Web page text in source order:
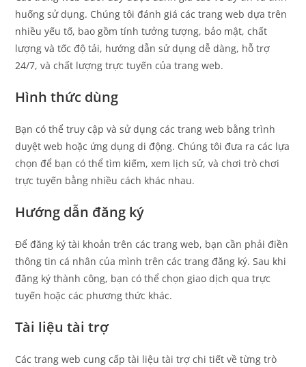
huống sử dụng. Chúng tôi đánh giá các trang web dựa trên
nhiều yếu tố, bao gồm tính tưởng tượng, bảo mật, chất
lượng và tốc độ tải, hướng dẫn sử dụng dễ dàng, hỗ trợ
24/7, và chất lượng trực tuyến của trang web.
Hình thức dùng
Bạn có thể truy cập và sử dụng các trang web bằng trình
duyệt web hoặc ứng dụng di động. Chúng tôi đưa ra các lựa
chọn để bạn có thể tìm kiếm, xem lịch sử, và chơi trò chơi
trực tuyến bằng nhiều cách khác nhau.
Hướng dẫn đăng ký
Để đăng ký tài khoản trên các trang web, bạn cần phải điền
thông tin cá nhân của mình trên các trang đăng ký. Sau khi
đăng ký thành công, bạn có thể chọn giao dịch qua trực
tuyến hoặc các phương thức khác.
Tài liệu tài trợ
Các trang web cung cấp tài liệu tài trợ chi tiết về từng trò